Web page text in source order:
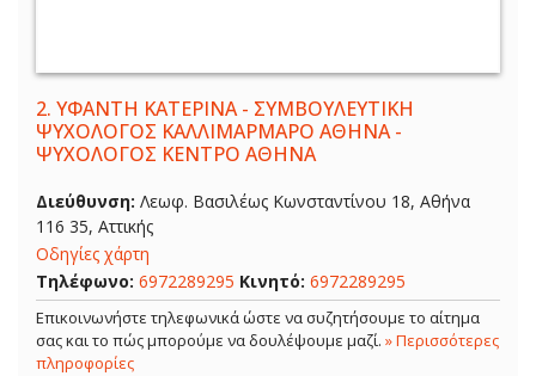
2. ΥΦΑΝΤΗ ΚΑΤΕΡΙΝΑ - ΣΥΜΒΟΥΛΕΥΤΙΚΗ
ΨΥΧΟΛΟΓΟΣ ΚΑΛΛΙΜΑΡΜΑΡΟ ΑΘΗΝΑ -
ΨΥΧΟΛΟΓΟΣ ΚΕΝΤΡΟ ΑΘΗΝΑ
Διεύθυνση: Λεωφ. Βασιλέως Κωνσταντίνου 18, Αθήνα
116 35, Αττικής
Οδηγίες χάρτη
Τηλέφωνο: 6972289295 Κινητό: 6972289295
Επικοινωνήστε τηλεφωνικά ώστε να συζητήσουμε το αίτημα
σας και το πώς μπορούμε να δουλέψουμε μαζί. » Περισσότερες
πληροφορίες